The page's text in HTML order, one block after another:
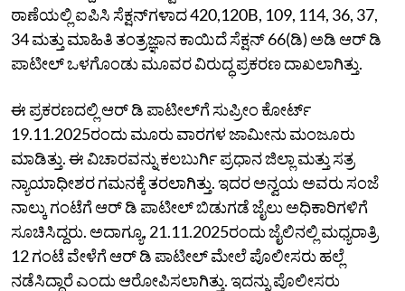
ಠಾಣೆಯಲ್ಲಿ ಐಪಿಸಿ ಸೆಕ್ಷನ್‌ಗಳಾದ 420,120B, 109, 114, 36, 37,
34 ಮತ್ತು ಮಾಹಿತಿ ತಂತ್ರಜ್ಞಾನ ಕಾಯಿದೆ ಸೆಕ್ಷನ್‌ 66(ಡಿ) ಅಡಿ ಆರ್‌ ಡಿ
ಪಾಟೀಲ್‌ ಒಳಗೊಂಡು ಮೂವರ ವಿರುದ್ಧ ಪ್ರಕರಣ ದಾಖಲಾಗಿತ್ತು.
ಈ ಪ್ರಕರಣದಲ್ಲಿ ಆರ್‌ ಡಿ ಪಾಟೀಲ್‌ಗೆ ಸುಪ್ರೀಂ ಕೋರ್ಟ್‌
19.11.2025ರಂದು ಮೂರು ವಾರಗಳ ಜಾಮೀನು ಮಂಜೂರು
ಮಾಡಿತ್ತು. ಈ ವಿಚಾರವನ್ನು ಕಲಬುರ್ಗಿ ಪ್ರಧಾನ ಜಿಲ್ಲಾ ಮತ್ತು ಸತ್ರ
ನ್ಯಾಯಾಧೀಶರ ಗಮನಕ್ಕೆ ತರಲಾಗಿತ್ತು. ಇದರ ಅನ್ವಯ ಅವರು ಸಂಜೆ
ನಾಲ್ಕು ಗಂಟೆಗೆ ಆರ್‌ ಡಿ ಪಾಟೀಲ್‌ ಬಿಡುಗಡೆ ಜೈಲು ಅಧಿಕಾರಿಗಳಿಗೆ
ಸೂಚಿಸಿದ್ದರು. ಅದಾಗ್ಯೂ, 21.11.2025ರಂದು ಜೈಲಿನಲ್ಲಿ ಮಧ್ಯರಾತ್ರಿ
12 ಗಂಟೆ ವೇಳೆಗೆ ಆರ್‌ ಡಿ ಪಾಟೀಲ್‌ ಮೇಲೆ ಪೊಲೀಸರು ಹಲ್ಲೆ
ನಡೆಸಿದ್ದಾರೆ ಎಂದು ಆರೋಪಿಸಲಾಗಿತ್ತು. ಇದನ್ನು ಪೊಲೀಸರು